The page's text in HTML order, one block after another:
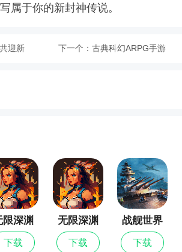
属于你的新封神传说。
迎新 下一个： 古典科幻ARPG手游
限深渊
下载
无限深渊
最新版
下载
战舰世界
闪击战
下载